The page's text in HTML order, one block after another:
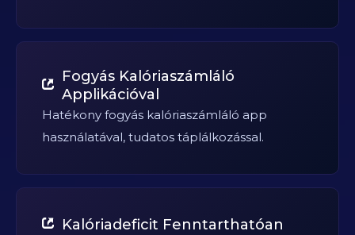
Fogyás Kalóriaszámláló
Applikációval
Hatékony fogyás kalóriaszámláló app
használatával, tudatos táplálkozással.
Kalóriadeficit Fenntarthatóan